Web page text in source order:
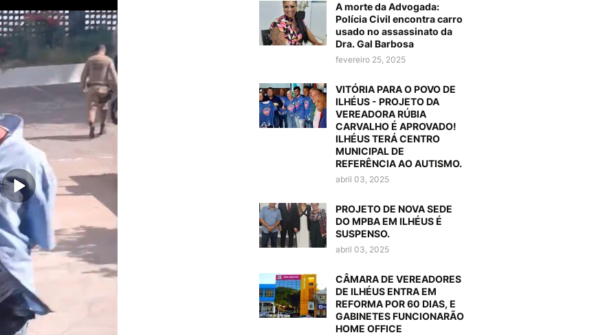
A morte da Advogada:
Polícia Civil encontra carro
usado no assassinato da
Dra. Gal Barbosa
fevereiro 25, 2025
VITÓRIA PARA O POVO DE
ILHÉUS - PROJETO DA
VEREADORA RÚBIA
CARVALHO É APROVADO!
ILHÉUS TERÁ CENTRO
MUNICIPAL DE
REFERÊNCIA AO AUTISMO.
abril 03, 2025
PROJETO DE NOVA SEDE
DO MPBA EM ILHÉUS É
SUSPENSO.
abril 03, 2025
CÂMARA DE VEREADORES
DE ILHÉUS ENTRA EM
REFORMA POR 60 DIAS, E
GABINETES FUNCIONARÃO
HOME OFFICE